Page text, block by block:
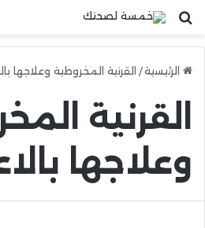
بحث عن
الرئيسية/ القرنية المخروطية وعلاجها
القرنية
وعلاجها